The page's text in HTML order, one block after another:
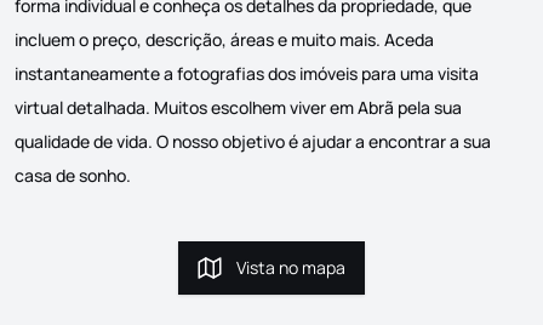
forma individual e conheça os detalhes da propriedade, que
incluem o preço, descrição, áreas e muito mais. Aceda
instantaneamente a fotografias dos imóveis para uma visita
virtual detalhada. Muitos escolhem viver em Abrã pela sua
qualidade de vida. O nosso objetivo é ajudar a encontrar a sua
casa de sonho.
Vista no mapa
Vista no mapa